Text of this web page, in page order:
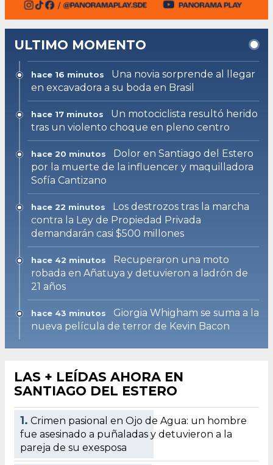
ULTIMO MOMENTO
hace 16 minutos
Una novia sorprende al llegar
en excavadora a su boda en Brasil
hace 17 minutos
Un motociclista resultó herido
tras un violento choque en pleno centro
hace 20 minutos
Dolor en Santiago del Estero
por la muerte de la influencer y maquilladora
Sofía Cantizano
hace 22 minutos
Los destrozos tras la marcha
contra la Ley de Propiedad Privada
demandarán casi $500 millones
hace 42 minutos
Recuperaron una moto
robada en Añatuya y detuvieron a ladrón de
21 años
hace 43 minutos
Giorgia Whigham se suma a la
nueva película de terror de Kevin Bacon
LAS + LEÍDAS AHORA EN
SANTIAGO DEL ESTERO
1. Crimen pasional en Ojo de Agua: un hombre
fue asesinado a puñaladas y detuvieron a la
pareja de su exesposa